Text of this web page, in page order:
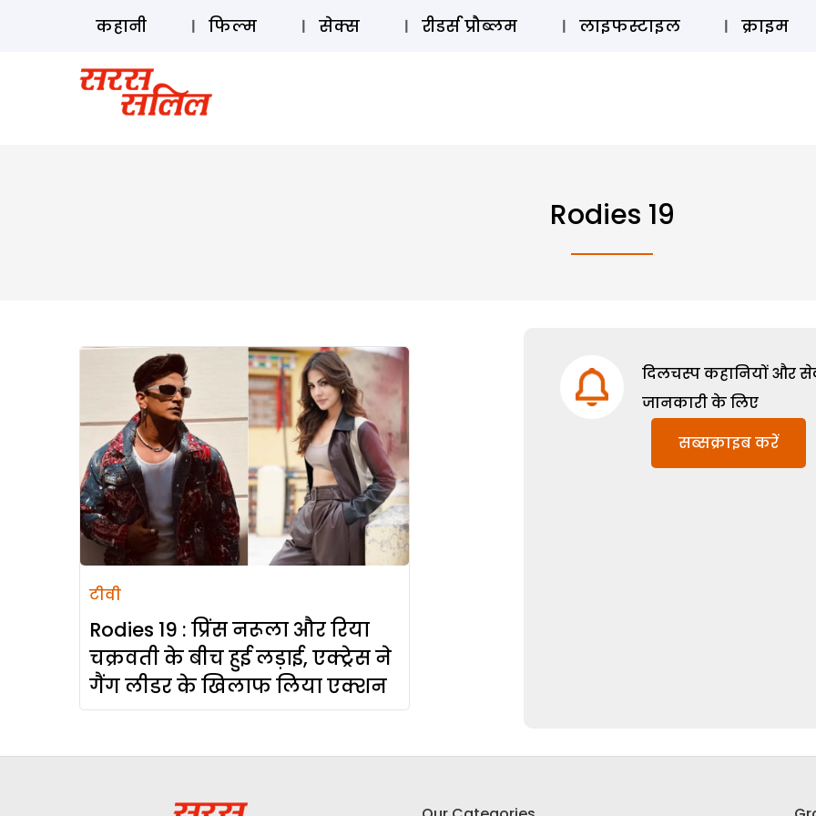
ऑडियो
कहानी फिल्म सेक्स रीडर्स प्रौब्लम लाइफस्टाइल क्राइम
Rodies 19
टीवी
Rodies 19 : प्रिंस नरूला और रिया
चक्रवती के बीच हुई लड़ाई, एक्ट्रेस ने
गैंग लीडर के खिलाफ लिया एक्शन
दिलचस्प कहानियों और
जानकारी के लिए
सब्सक्राइब करें